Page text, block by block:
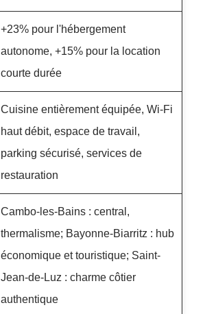
+23% pour l'hébergement
autonome, +15% pour la location
courte durée
Cuisine entièrement équipée, Wi-Fi
haut débit, espace de travail,
parking sécurisé, services de
restauration
Cambo-les-Bains : central,
thermalisme; Bayonne-Biarritz : hub
économique et touristique; Saint-
Jean-de-Luz : charme côtier
authentique